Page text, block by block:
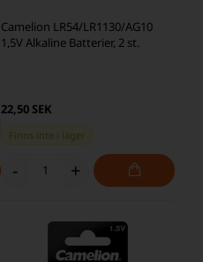
Camelion LR54/LR1130/AG10
1,5V Alkaline Batterier, 2 st.
22,50 SEK
Finns inte i lager
- +